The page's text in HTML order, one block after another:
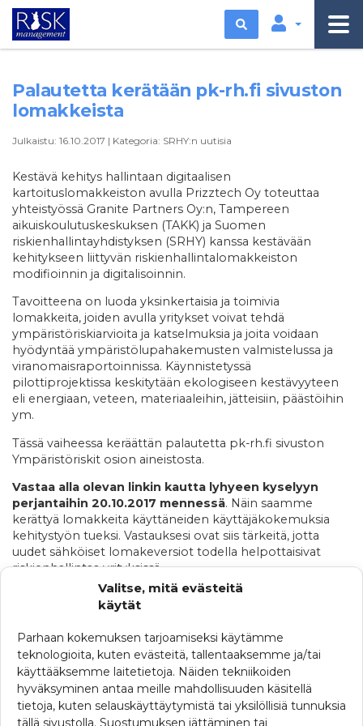
Valitse, mitä evästeitä
käytät
Parhaan kokemuksen tarjoamiseksi käytämme
teknologioita, kuten evästeitä, tallentaaksemme ja/tai
käyttääksemme laitetietoja. Näiden tekniikoiden
hyväksyminen antaa meille mahdollisuuden käsitellä
tietoja, kuten selauskäyttäytymistä tai yksilöllisiä tunnuksia
tällä sivustolla. Suostumuksen jättäminen tai
Etsi
Palautetta kerätään pk-rh.fi sivuston
lomakkeista
Julkaistu: 16.10.2017 | Kategoria: SRHY:n uutisia
Kestävä kehitys hallintaan digitaalisen
kartoituslomakkeiston avulla Prizztech Oy toteuttaa
yhteistyössä Granite Partners Oy:n, Tampereen
aikuiskoulutuskeskuksen (TAKK) ja Suomen
riskienhallintayhdistyksen (SRHY) kanssa kestävään
kehitykseen liittyvän riskienhallintalomakkeiston
modifioinnin ja digitalisoinnin.
Tavoitteena on luoda yksinkertaisia ja toimivia
lomakkeita, joiden avulla yritykset voivat tehdä
ympäristöriskiarvioita ja katselmuksia ja joita voidaan
hyödyntää ympäristölupahakemusten valmistelussa ja
viranomaisraportoinnissa. Käynnistetyssä
pilottiprojektissa keskitytään ekologiseen kestävyyteen
eli energiaan, veteen, materiaaleihin, jätteisiin, päästöihin
ym.
Tässä vaiheessa keräättän palautetta pk-rh.fi sivuston
Ympäristöriskit osion aineistosta.
Vastaa alla olevan linkin kautta lyhyeen kyselyyn
perjantaihin 20.10.2017 mennessä. Näin saamme
kerättyä lomakkeita käyttäneiden käyttäjäkokemuksia
kehitystyön tueksi. Vastauksesi ovat siis tärkeitä, jotta
uudet sähköiset lomakeversiot todella helpottaisivat
riskienhallintaa yrityksissä.
Linkki kyselyyn:
https://www.webropolsurveys.com/S/
KATEGORIAT
Ajankohtaista